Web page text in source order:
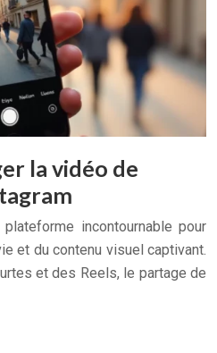
la vidéo de
incontournable pour
et du contenu visuel captivant.
et des Reels, le partage de